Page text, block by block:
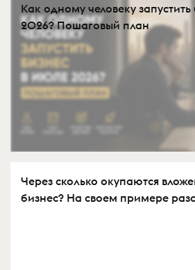
Как одному человеку
2026? Пошаговый план
Через сколько окупаются
бизнес? На своем примере